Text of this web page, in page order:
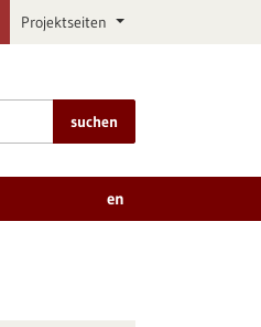
Projektseiten
suchen
en